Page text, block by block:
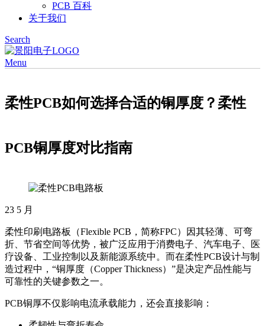
PCB 百科
关于我们
Search
Menu
柔性PCB如何选择合适的铜厚度？柔性
PCB铜厚度对比指南
23 5 月
柔性印刷电路板（Flexible PCB，简称FPC）因其轻薄、可弯
折、节省空间等优势，被广泛应用于消费电子、汽车电子、医
疗设备、工业控制以及新能源系统中。而在柔性PCB设计与制
造过程中，“铜厚度（Copper Thickness）”是决定产品性能与
可靠性的关键参数之一。
PCB铜厚不仅影响电流承载能力，还会直接影响：